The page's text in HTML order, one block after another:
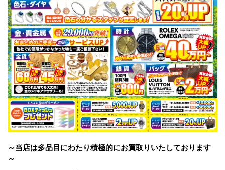
～当店は多品目にわたり積極的にお買取りいたしております
～